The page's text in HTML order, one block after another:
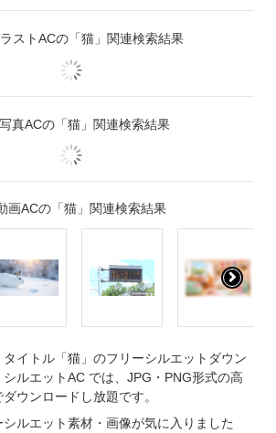
ストACの「猫」関連検索結果
写真ACの「猫」関連検索結果
画ACの「猫」関連検索結果
イトル「猫」のフリーシルエットダウン
ルエットAC では、JPG・PNG形式の高
ウンロードし放題です。
ルエット素材・画像が気に入りました